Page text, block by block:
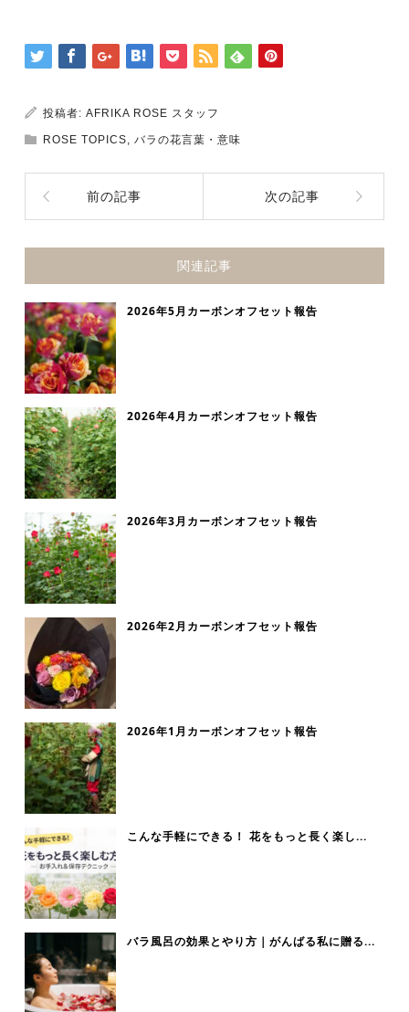
投稿者:AFRIKA ROSE スタッフ
ROSE TOPICS ,バラの花言葉・意味
前の記事 次の記事
関連記事
2026年5月カーボンオフセット報告
2026年4月カーボンオフセット報告
2026年3月カーボンオフセット報告
2026年2月カーボンオフセット報告
2026年1月カーボンオフセット報告
こんな手軽にできる！ 花をもっと長く楽し...
バラ風呂の効果とやり方｜がんばる私に贈る...